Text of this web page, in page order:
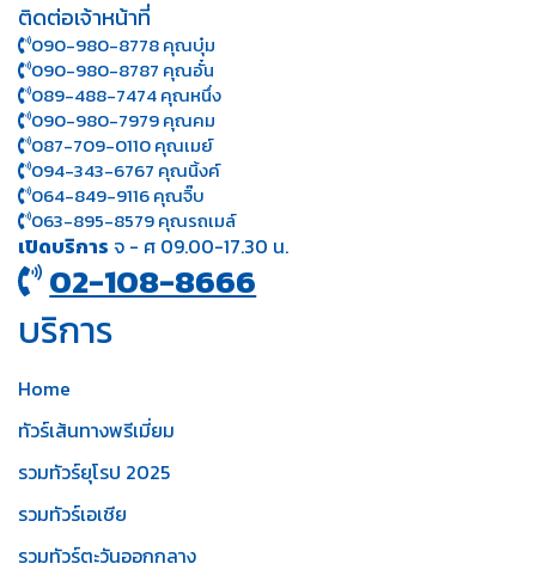
ติดต่อเจ้าหน้าที่
090-980-8778 คุณบุ๋ม
090-980-8787 คุณอั๋น
089-488-7474 คุณหนึ่ง
090-980-7979 คุณคม
087-709-0110 คุณเมย์
094-343-6767 คุณนิ้งค์
064-849-9116 คุณจิ๊บ
063-895-8 579คุณรถเมล์
เปิดบริการ จ - ศ 09.00-17.30 น.
02-108-8666
บริการ
Home
ทัวร์เส้นทางพรีเมี่ยม
รวมทัวร์ยุโรป 2025
รวมทัวร์เอเชีย
รวมทัวร์ตะวันออกกลาง